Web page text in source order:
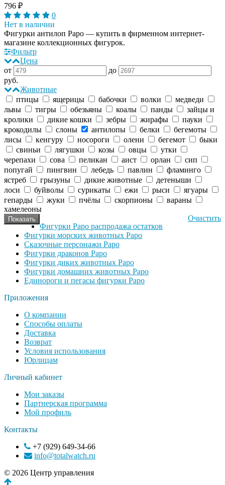
796 ₽
0
Нет в наличии
Фигурки антилоп Papo — купить в фирменном интернет-
магазине коллекционных фигурок.
Фильтр
Цена
от
до
руб.
Животные
птицы
ящерицы бабочки волки
медведи
львы
тигры обезьяны коалы панды
зайцы и
кролики
дикие кошки зебры жирафы
пауки
крокодилы
слоны антилопы белки
бегемоты
лисы
кенгуру носороги олени бегемот
быки
свиньи
лягушки козы овцы
утки
черепахи
сова пеликан аист орлан
сип
попугай
пингвин лебедь павлин
фламинго
ястреб
грызуны дикие животные
детеныши
лоси
буйволы сурикаты ежи рыси
ягуары
гепарды
жуки пчёлы скорпионы
вараны
хамелеоны
Очистить
Фигурки Papo распродажа остатков
Фигурки морских животных Papo
Сказочные персонажи Papo
Фигурки драконов Papo
Фигурки диких животных Papo
Фигурки домашних животных Papo
Единороги и пегасы фигурки Papo
Приложения
О компании
Способы оплаты
Доставка
Возврат
Условия использования
Юрлицам
Личный кабинет
Мои заказы
Партнерская программа
Мой профиль
Контакты
+7 (929) 649-34-66
info@totalwatch.ru
© 2026 Центр управления